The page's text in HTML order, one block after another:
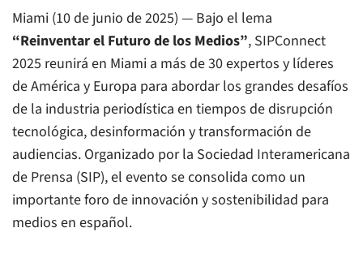
Miami (10 de junio de 2025) — Bajo el lema
“Reinventar el Futuro de los Medios”, SIPConnect
2025 reunirá en Miami a más de 30 expertos y líderes
de América y Europa para abordar los grandes desafíos
de la industria periodística en tiempos de disrupción
tecnológica, desinformación y transformación de
audiencias. Organizado por la Sociedad Interamericana
de Prensa (SIP), el evento se consolida como un
importante foro de innovación y sostenibilidad para
medios en español.